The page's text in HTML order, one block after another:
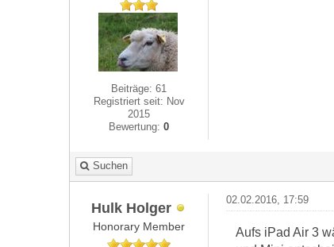
Beiträge: 61
Registriert seit: Nov
2015
Bewertung:0
Suchen
Hulk Holger
Honorary Member
02.02.2016, 17:59
Aufs iPad Air 3